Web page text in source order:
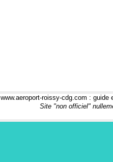
www.aeroport-roissy-cdg.com :
Site "non officiel"